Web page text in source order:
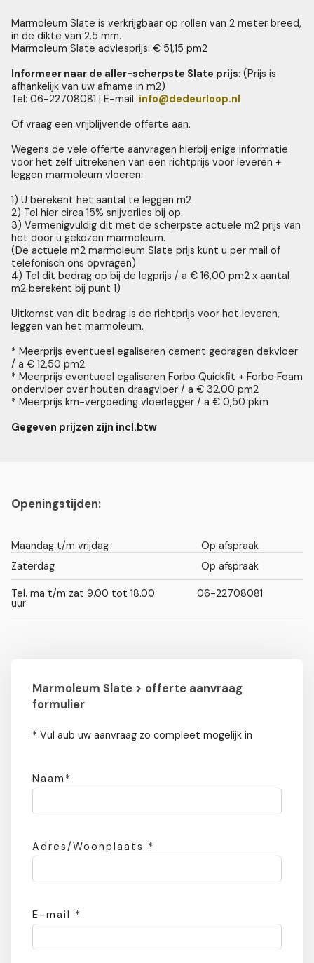
Marmoleum Slate is verkrijgbaar op rollen van 2 meter breed,
in de dikte van 2.5 mm.
Marmoleum Slate adviesprijs: € 51,15 pm2
Informeer naar de aller-scherpste Slate prijs: (Prijs is
afhankelijk van uw afname in m2)
Tel: 06-22708081 | E-mail: info@dedeurloop.nl
Of vraag een vrijblijvende offerte aan.
Wegens de vele offerte aanvragen hierbij enige informatie
voor het zelf uitrekenen van een richtprijs voor leveren +
leggen marmoleum vloeren:
1) U berekent het aantal te leggen m2
2) Tel hier circa 15% snijverlies bij op.
3) Vermenigvuldig dit met de scherpste actuele m2 prijs van
het door u gekozen marmoleum.
(De actuele m2 marmoleum Slate prijs kunt u per mail of
telefonisch ons opvragen)
4) Tel dit bedrag op bij de legprijs / a € 16,00 pm2 x aantal
m2 berekent bij punt 1)
Uitkomst van dit bedrag is de richtprijs voor het leveren,
leggen van het marmoleum.
* Meerprijs eventueel egaliseren cement gedragen dekvloer
/ a € 12,50 pm2
* Meerprijs eventueel egaliseren Forbo Quickfit + Forbo Foam
ondervloer over houten draagvloer / a € 32,00 pm2
* Meerprijs km-vergoeding vloerlegger / a € 0,50 pkm
Gegeven prijzen zijn incl.btw
Openingstijden:
Maandag t/m vrijdag
Op afspraak
Zaterdag
Op afspraak
Tel. ma t/m zat 9.00 tot 18.00
uur
06-22708081
Marmoleum Slate > offerte aanvraag
formulier
* Vul aub uw aanvraag zo compleet mogelijk in
Naam*
Adres/Woonplaats *
E-mail *